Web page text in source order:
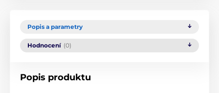
Popis a parametry
Hodnocení (0)
Popis produktu